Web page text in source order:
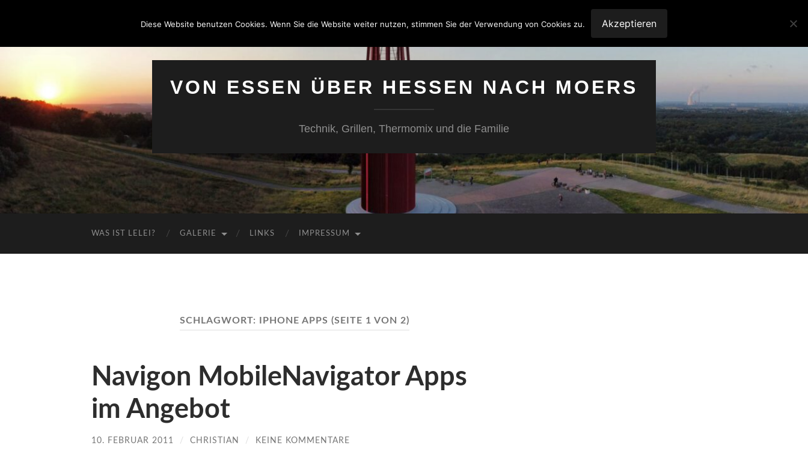
VON ESSEN ÜBER HESSEN NACH MOERS
Technik, Grillen, Thermomix und die Familie
WAS IST LELEI? GALERIE LINKS IMPRESSUM
SCHLAGWORT: IPHONE APPS (SEITE 1 VON 2)
Navigon MobileNavigator Apps
im Angebot
10. FEBRUAR 2011 / CHRISTIAN / KEINE KOMMENTARE
Diese Website benutzen Cookies. Wenn Sie die Website weiter nutzen, stimmen Sie der Verwendung von Cookies zu. Akzeptieren